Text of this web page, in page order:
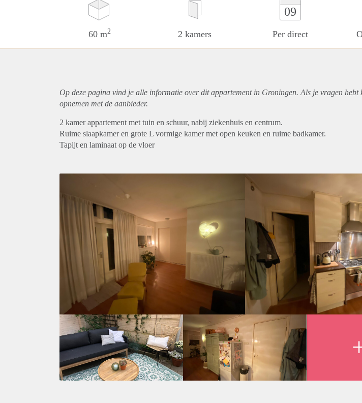
60 m2 2 kamers
09
Per direct
Op deze pagina vind je alle informatie over ditappartementin Groningen. Als je vragen hebt
opnemen met de aanbieder.
2 kamer appartement met tuin en schuur, nabij ziekenhuis en centrum.
Ruime slaapkamer en grote L vormige kamer met open keuken en ruime badkamer.
Tapijt en laminaat op de vloer